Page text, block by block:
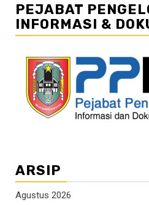
PEJABAT
INFORMASI &
ARSIP
Agustus 2026